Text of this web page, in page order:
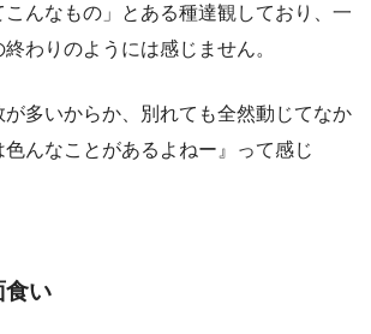
んなもの」とある種達観しており、一
わりのようには感じません。
が多いからか、別れても全然動じてなか
色んなことがあるよねー』って感じ
食い